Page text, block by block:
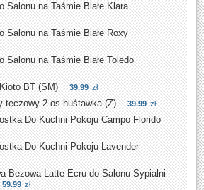
Salonu na Taśmie Białe Klara
Salonu na Taśmie Białe Roxy
Salonu na Taśmie Białe Toledo
BT (SM) 39.99 zł
tęczowy 2-os huśtawka (Z) 39.99 zł
Do Kuchni Pokoju Campo Florido
Do Kuchni Pokoju Lavender
Bezowa Latte Ecru do Salonu Sypialni
59.99 zł